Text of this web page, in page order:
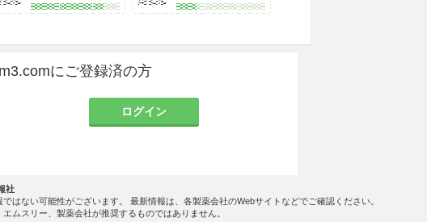
ことがあるので、投与は慎重に行うこと。
縮又は延長すること。［9.1.2、9.1.3、9.
m3.comにご登録済の方
ログイン
社
はない可能性がございます。 最新情報は、各製薬会社のWebサイトなどでご確認ください。
ムスリー、製薬会社が推奨するものではありません。